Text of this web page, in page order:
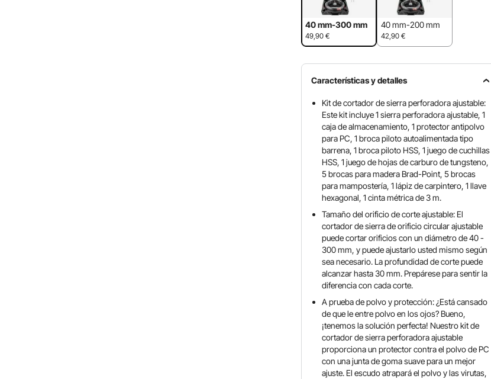
40 mm-300 mm
49,90 €
40 mm-200 mm
42,90 €
Características y detalles
Kit de cortador de sierra perforadora ajustable:
Este kit incluye 1 sierra perforadora ajustable, 1
caja de almacenamiento, 1 protector antipolvo
para PC, 1 broca piloto autoalimentada tipo
barrena, 1 broca piloto HSS, 1 juego de cuchillas
HSS, 1 juego de hojas de carburo de tungsteno,
5 brocas para madera Brad-Point, 5 brocas
para mampostería, 1 lápiz de carpintero, 1 llave
hexagonal, 1 cinta métrica de 3 m.
Tamaño del orificio de corte ajustable: El
cortador de sierra de orificio circular ajustable
puede cortar orificios con un diámetro de 40 -
300 mm, y puede ajustarlo usted mismo según
sea necesario. La profundidad de corte puede
alcanzar hasta 30 mm. Prepárese para sentir la
diferencia con cada corte.
A prueba de polvo y protección: ¿Está cansado
de que le entre polvo en los ojos? Bueno,
¡tenemos la solución perfecta! Nuestro kit de
cortador de sierra perforadora ajustable
proporciona un protector contra el polvo de PC
con una junta de goma suave para un mejor
ajuste. El escudo atrapará el polvo y las virutas,